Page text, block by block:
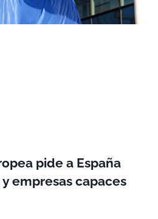
pide a España
empresas capaces